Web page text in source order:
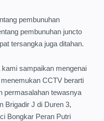
pembunuhan
pembunuhan juncto
tersangka juga ditahan.
sampaikan mengenai
CCTV berarti
permasalahan tewasnya
Brigadir J di Duren 3,
Bongkar Peran Putri